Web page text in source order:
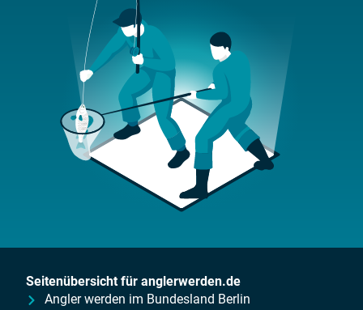
Seitenübersicht für anglerwerden.de
Angler werden im Bundesland Berlin